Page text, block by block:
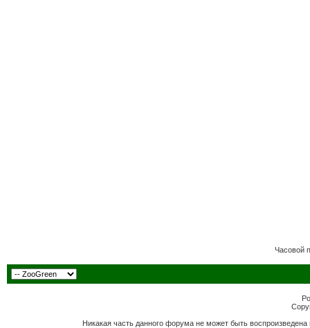
Часовой
Никакая часть данного форума не может быть